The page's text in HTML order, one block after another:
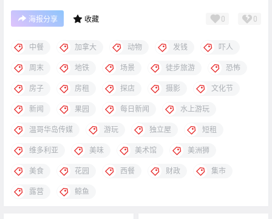
海报分享 收藏 0 0
中餐 加拿大 动物 发钱 吓人
周末 地铁 场景 徒步旅游 恐怖
房子 房租 探店 摄影 文化节
新闻 果园 每日新闻 水上游玩
温哥华岛传媒 游玩 独立屋 短租
维多利亚 美味 美术馆 美洲狮
美食 花园 西餐 财政 集市
露营 鲸鱼